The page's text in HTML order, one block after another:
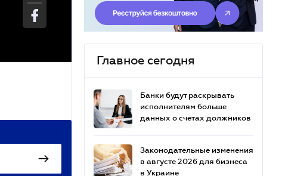
Главное сегодня
Банки будут раскрывать
исполнителям больше
данных о счетах должников
Законодательные изменения
в августе 2026 для бизнеса
в Украине